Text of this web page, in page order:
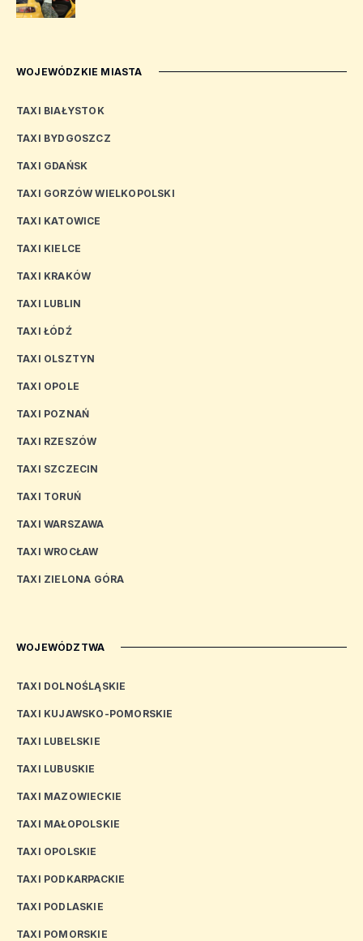
WOJEWÓDZKIE MIASTA
TAXI BIAŁYSTOK
TAXI BYDGOSZCZ
TAXI GDAŃSK
TAXI GORZÓW WIELKOPOLSKI
TAXI KATOWICE
TAXI KIELCE
TAXI KRAKÓW
TAXI LUBLIN
TAXI ŁÓDŹ
TAXI OLSZTYN
TAXI OPOLE
TAXI POZNAŃ
TAXI RZESZÓW
TAXI SZCZECIN
TAXI TORUŃ
TAXI WARSZAWA
TAXI WROCŁAW
TAXI ZIELONA GÓRA
WOJEWÓDZTWA
TAXI DOLNOŚLĄSKIE
TAXI KUJAWSKO-POMORSKIE
TAXI LUBELSKIE
TAXI LUBUSKIE
TAXI MAZOWIECKIE
TAXI MAŁOPOLSKIE
TAXI OPOLSKIE
TAXI PODKARPACKIE
TAXI PODLASKIE
TAXI POMORSKIE